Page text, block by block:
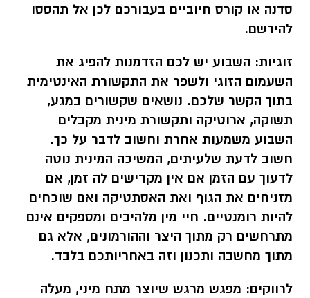
סדנה או קורס חיוביים בעבורכם לכן אל תהססו
להירשם.
זוגיות: השבוע יש לכם הזדמנות להפיג את
השעמום הזוגי ולשפר את התקשורת האינטימית
בתוך הקשר שלכם. נושאים שקשורים במגע,
תשוקה, ארוטיקה ותקשורת מינית מקבלים
השבוע משמעות אחרת וחשוב לדבר על כך.
חשוב לדעת שלעיתים, המשיכה המינית נוטה
לדעוך עם הזמן אם אין מקדישים לה זמן, אם
מזניחים את הגוף ואת האסתטיקה ואם שוכחים
להיות רומנטיים. חיי מין מלהיבים ומספקים אינם
מתרחשים רק מתוך היצר וההורמונים, אלא גם
מתוך מחשבה ותכנון וזה באחריותכם בלבד.
לרווקים: מפגש מרגש שיוצר מתח מיני, מעלה